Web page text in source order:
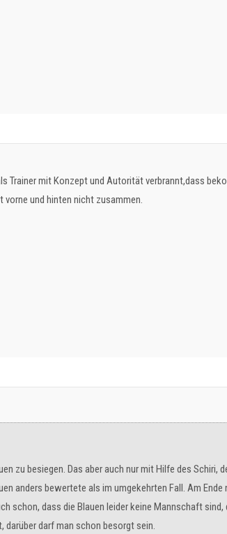
Trainer mit Konzept und Autorität verbrannt,dass
und hinten nicht zusammen.
zu besiegen. Das aber auch nur mit Hilfe des Schiri,
anders bewertete als im umgekehrten Fall. Am Ende
schon, dass die Blauen leider keine Mannschaft sind,
darf man schon besorgt sein.